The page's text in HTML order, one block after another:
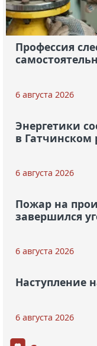
Профессия
6 августа 2026
Энергетики
в Гатчинском
6 августа 2026
Пожар на
завершился
6 августа 2026
Наступление
6 августа 2026